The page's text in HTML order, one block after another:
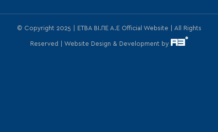
© Copyright 2025 | ΕΤΒΑ ΒΙ.ΠΕ Α.Ε Official Website | All Rights
Reserved | Website Design & Development by